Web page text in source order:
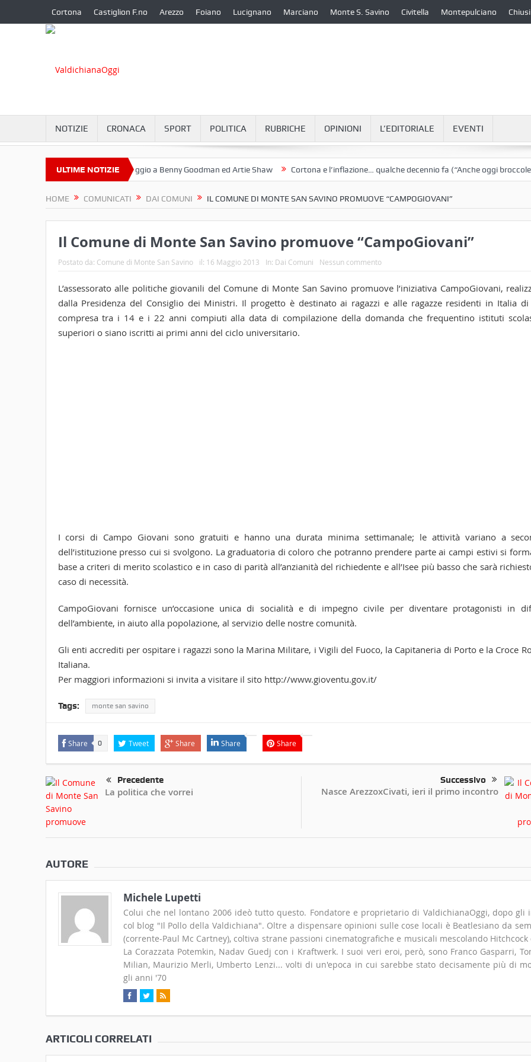
Cortona Castiglion F.no Arezzo Foiano Lucignano Marciano Monte S. Savino Civitella Montepulciano Chiusi
NOTIZIE CRONACA SPORT POLITICA RUBRICHE OPINIONI L’EDITORIALE EVENTI
ULTIME NOTIZIE
a Camucia? Omaggio a Benny Goodman ed Artie Shaw Cortona e l’inflazione… qualche decennio fa (“Anche oggi broccoletti e
HOME COMUNICATI DAI COMUNI IL COMUNE DI MONTE SAN SAVINO PROMUOVE “CAMPOGIOVANI”
Il Comune di Monte San Savino promuove “CampoGiovani”
Postato da: Comune di Monte San Savino il: 16 Maggio 2013 In: Dai Comuni Nessun commento
L’assessorato alle politiche giovanili del Comune di Monte San Savino promuove l’iniziativa CampoGiovani,
dalla Presidenza del Consiglio dei Ministri. Il progetto è destinato ai ragazzi e alle ragazze residenti in Italia di
compresa tra i 14 e i 22 anni compiuti alla data di compilazione della domanda che frequentino istituti
superiori o siano iscritti ai primi anni del ciclo universitario.
I corsi di Campo Giovani sono gratuiti e hanno una durata minima settimanale; le attività variano a
dell’istituzione presso cui si svolgono. La graduatoria di coloro che potranno prendere parte ai campi estivi si
base a criteri di merito scolastico e in caso di parità all’anzianità del richiedente e all’Isee più basso che sarà
caso di necessità.
CampoGiovani fornisce un’occasione unica di socialità e di impegno civile per diventare protagonisti in
dell’ambiente, in aiuto alla popolazione, al servizio delle nostre comunità.
Gli enti accrediti per ospitare i ragazzi sono la Marina Militare, i Vigili del Fuoco, la Capitaneria di Porto e la Croce
Italiana.
Per maggiori informazioni si invita a visitare il sito http://www.gioventu.gov.it/
Tags: monte san savino
Share 0 Tweet Share Share Share
Precedente
La politica che vorrei
Successivo
Nasce ArezzoxCivati, ieri il primo incontro
AUTORE
Michele Lupetti
Colui che nel lontano 2006 ideò tutto questo. Fondatore e proprietario di ValdichianaOggi, dopo gli
col blog "Il Pollo della Valdichiana". Oltre a dispensare opinioni sulle cose locali è Beatlesiano da
(corrente-Paul Mc Cartney), coltiva strane passioni cinematografiche e musicali mescolando Hitchcock
La Corazzata Potemkin, Nadav Guedj con i Kraftwerk. I suoi veri eroi, però, sono Franco Gasparri,
Milian, Maurizio Merli, Umberto Lenzi... volti di un'epoca in cui sarebbe stato decisamente più di
gli anni '70
ARTICOLI CORRELATI